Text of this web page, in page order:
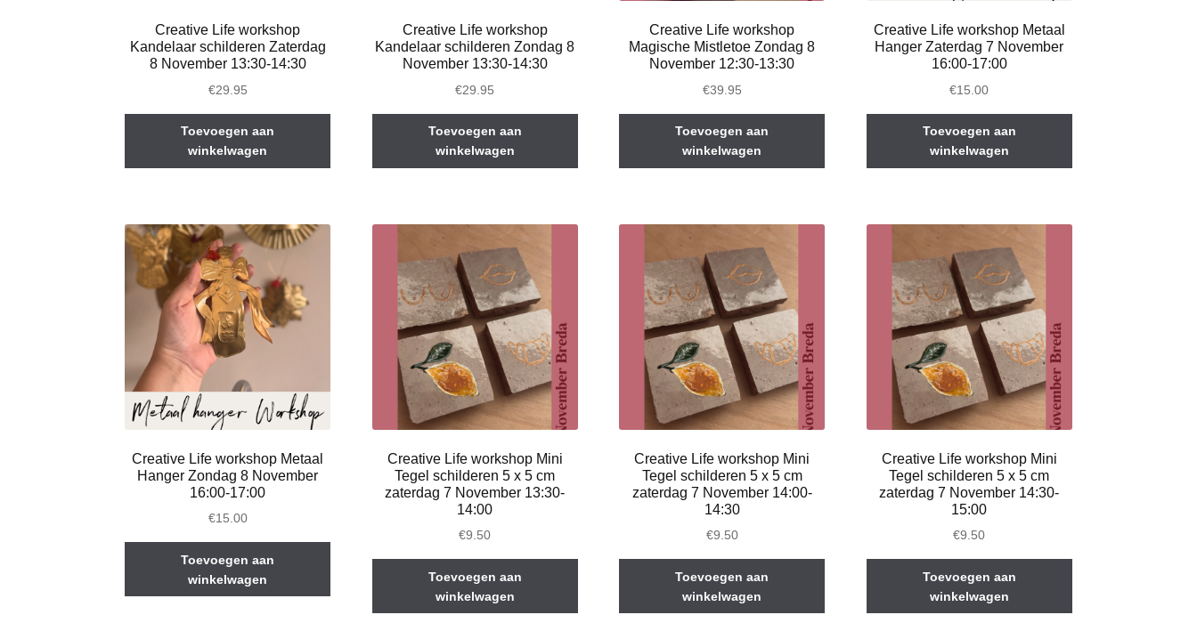
Creative Life workshop
Kandelaar schilderen Zaterdag
8 November 13:30-14:30
€29.95
Toevoegen aan
winkelwagen
Creative Life workshop
Kandelaar schilderen Zondag 8
November 13:30-14:30
€29.95
Toevoegen aan
winkelwagen
Creative Life workshop
Magische Mistletoe Zondag 8
November 12:30-13:30
€39.95
Toevoegen aan
winkelwagen
Creative Life workshop Metaal
Hanger Zaterdag 7 November
16:00-17:00
€15.00
Toevoegen aan
winkelwagen
Creative Life workshop Metaal
Hanger Zondag 8 November
16:00-17:00
€15.00
Toevoegen aan
winkelwagen
Creative Life workshop Mini
Tegel schilderen 5 x 5 cm
zaterdag 7 November 13:30-
14:00
€9.50
Toevoegen aan
winkelwagen
Creative Life workshop Mini
Tegel schilderen 5 x 5 cm
zaterdag 7 November 14:00-
14:30
€9.50
Toevoegen aan
winkelwagen
Creative Life workshop Mini
Tegel schilderen 5 x 5 cm
zaterdag 7 November 14:30-
15:00
€9.50
Toevoegen aan
winkelwagen